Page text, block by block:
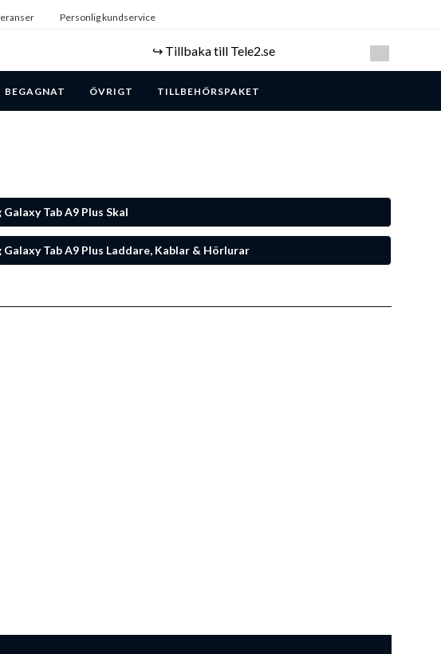
Personlig kundservice
↪️ Tillbaka till Tele2.se
BEGAGNAT ÖVRIGT TILLBEHÖRSPAKET
Galaxy Tab A9 Plus Skal
Galaxy Tab A9 Plus Laddare, Kablar & Hörlurar